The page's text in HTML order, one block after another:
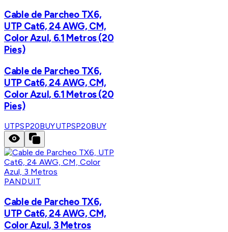
Cable de Parcheo TX6,
UTP Cat6, 24 AWG, CM,
Color Azul, 6.1 Metros (20
Pies)
Cable de Parcheo TX6,
UTP Cat6, 24 AWG, CM,
Color Azul, 6.1 Metros (20
Pies)
UTPSP20BUYUTPSP20BUY
PANDUIT
Cable de Parcheo TX6,
UTP Cat6, 24 AWG, CM,
Color Azul, 3 Metros